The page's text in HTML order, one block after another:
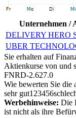
Unternehmen /
DELIVERY HERO
UBER
Sie erhalten auf
Aktienkurse von und
FNRD-2.627.0
Wie bewerten Sie die
sehr gut1 23456
Werbehinweise: Die
ist nicht als ihre